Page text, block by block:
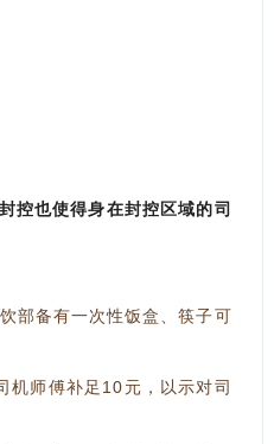
控也使得身在封控区域的司
部备有一次性饭盒、筷子可
机师傅补足10元，以示对司